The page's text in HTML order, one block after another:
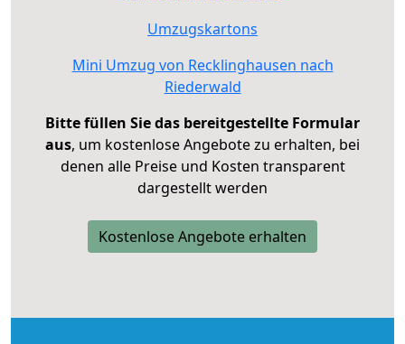
Umzugskartons
Mini Umzug von Recklinghausen nach
Riederwald
Bitte füllen Sie das bereitgestellte Formular
aus, um kostenlose Angebote zu erhalten, bei
denen alle Preise und Kosten transparent
dargestellt werden
Kostenlose Angebote erhalten